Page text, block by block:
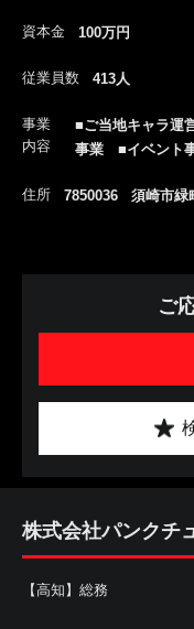
資本金 100万円
従業員数 413人
事業
内容
■ご当地キャラ
事業 ■イベント
住所 7850036 須崎市緑
ご
株式会社パンクチ
【高知】総務